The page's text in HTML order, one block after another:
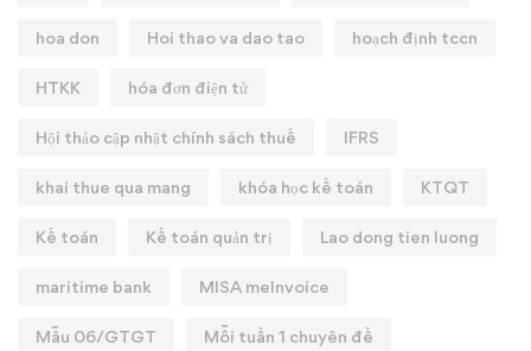
hoa don Hoi thao va dao tao hoạch định tccn
HTKK hóa đơn điện tử
Hội thảo cập nhật chính sách thuế IFRS
khai thue qua mang khóa học kế toán KTQT
Kế toán Kế toán quản trị Lao dong tien luong
maritime bank MISA meInvoice
Mẫu 06/GTGT Mỗi tuần 1 chuyên đề